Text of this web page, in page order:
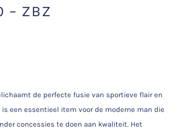
– ZBZ
de perfecte fusie van sportieve flair en
een essentieel item voor de moderne man die
concessies te doen aan kwaliteit. Het